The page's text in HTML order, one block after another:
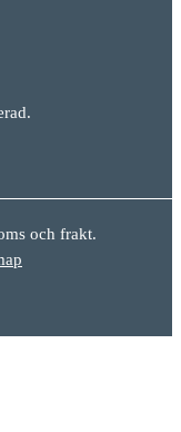
och frakt.